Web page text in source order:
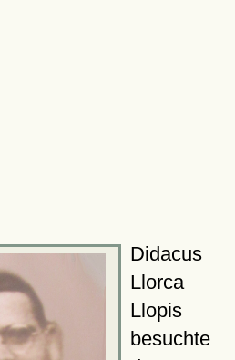
Didacus
Llorca
Llopis
besuchte